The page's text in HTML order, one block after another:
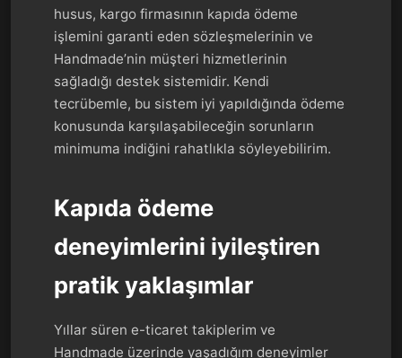
husus, kargo firmasının kapıda ödeme
işlemini garanti eden sözleşmelerinin ve
Handmade’nin müşteri hizmetlerinin
sağladığı destek sistemidir. Kendi
tecrübemle, bu sistem iyi yapıldığında ödeme
konusunda karşılaşabileceğin sorunların
minimuma indiğini rahatlıkla söyleyebilirim.
Kapıda ödeme
deneyimlerini iyileştiren
pratik yaklaşımlar
Yıllar süren e-ticaret takiplerim ve
Handmade üzerinde yaşadığım deneyimler